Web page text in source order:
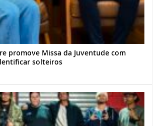
promove Missa da Juventude com
solteiros